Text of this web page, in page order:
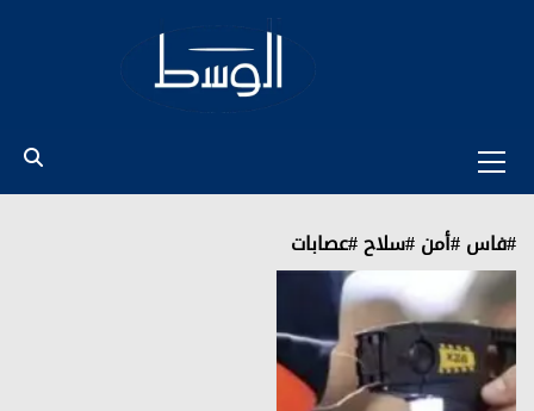
Menu
#فاس #أمن #سلاح #عصابات